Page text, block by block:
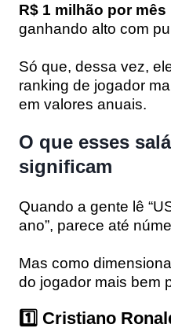
R$ 1 milhão por mês
ganhando alto com
Só que, dessa vez,
ranking de jogador
em valores anuais.
O que esses
significam
Quando a gente lê
ano”, parece até
Mas como
do jogador mais bem
1️⃣ Cristiano